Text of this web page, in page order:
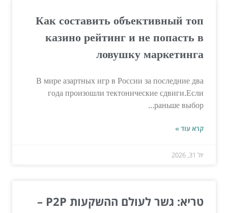
Как составить объективный топ
казино рейтинг и не попасть в
ловушку маркетинга
В мире азартных игр в России за последние два
года произошли тектонические сдвиги.Если
раньше выбор...
קרא עוד »
יול 31, 2026
טריא: גשר לעולם ההשקעות P2P –